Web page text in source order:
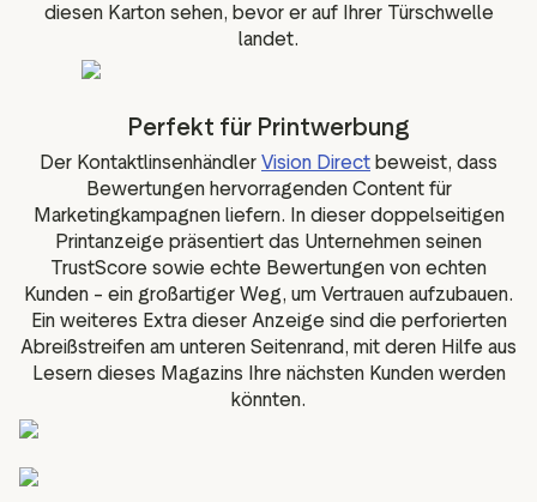
diesen Karton sehen, bevor er auf Ihrer Türschwelle
landet.
Perfekt für Printwerbung
Der Kontaktlinsenhändler Vision Direct beweist, dass
Bewertungen hervorragenden Content für
Marketingkampagnen liefern. In dieser doppelseitigen
Printanzeige präsentiert das Unternehmen seinen
TrustScore sowie echte Bewertungen von echten
Kunden – ein großartiger Weg, um Vertrauen aufzubauen.
Ein weiteres Extra dieser Anzeige sind die perforierten
Abreißstreifen am unteren Seitenrand, mit deren Hilfe aus
Lesern dieses Magazins Ihre nächsten Kunden werden
könnten.